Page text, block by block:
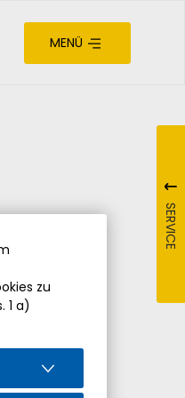
MENÜ
SERVICE
zu
1 a)